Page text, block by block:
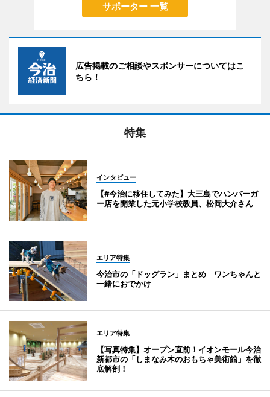
サポーター 一覧
広告掲載のご相談やスポンサーについてはこ
ちら！
特集
インタビュー
【#今治に移住してみた】大三島でハンバーガ
ー店を開業した元小学校教員、松岡大介さん
エリア特集
今治市の「ドッグラン」まとめ ワンちゃんと
一緒におでかけ
エリア特集
【写真特集】オープン直前！イオンモール今治
新都市の「しまなみ木のおもちゃ美術館」を徹
底解剖！